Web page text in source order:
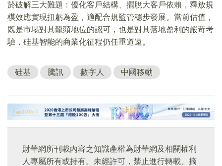
於破解三大難題：優化客戶結構、擺脫大客戶依賴，釋放規
模效應實現扭虧為盈，適配合規監管穩步發展。當前估值，
既是市場對其龍頭地位的認可，也是對其落地盈利的嚴苛考
驗，硅基智能的商業化征程仍任重道遠。
硅基 騰訊 數字人 中國移動
財華網所刊載內容之知識產權為財華網及相關權利
人專屬所有或持有。未經許可，禁止進行轉載、摘